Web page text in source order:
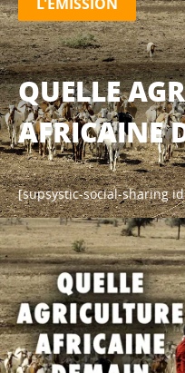
L'ÉMISSION
QUELLE
AFRICAINE
[supsystic-social-sharing